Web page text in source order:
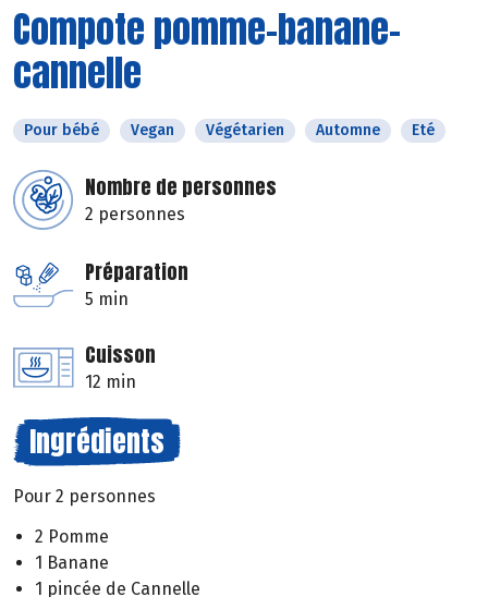
Compote pomme-banane-
cannelle
Pour bébé Vegan Végétarien Automne Eté
Nombre de personnes
2 personnes
Préparation
5 min
Cuisson
12 min
Ingrédients
Pour 2 personnes
2 Pomme
1 Banane
1 pincée de Cannelle